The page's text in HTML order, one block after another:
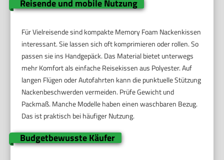
Reisende und mobile Nutzung
Für Vielreisende sind kompakte Memory Foam Nackenkissen
interessant. Sie lassen sich oft komprimieren oder rollen. So
passen sie ins Handgepäck. Das Material bietet unterwegs
mehr Komfort als einfache Reisekissen aus Polyester. Auf
langen Flügen oder Autofahrten kann die punktuelle Stützung
Nackenbeschwerden vermeiden. Prüfe Gewicht und
Packmaß. Manche Modelle haben einen waschbaren Bezug.
Das ist praktisch bei häufiger Nutzung.
Budgetbewusste Käufer